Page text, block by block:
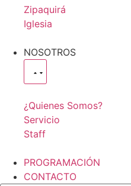
Zipaquirá
Iglesia
NOSOTROS
¿Quienes Somos?
Servicio
Staff
PROGRAMACIÓN
CONTACTO